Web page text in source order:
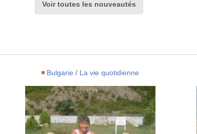
Voir toutes les nouveautés
Bulgarie / La vie quotidienne